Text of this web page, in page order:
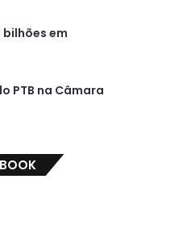
em
PTB na Câmara